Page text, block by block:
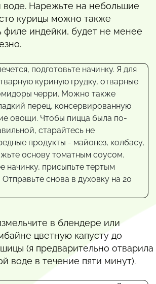
воде. Нарежьте на небольшие
курицы можно также
филе индейки, будет не менее
в блендере или
цветную капусту до
(я предварительно отварила
воде в течение пяти минут).